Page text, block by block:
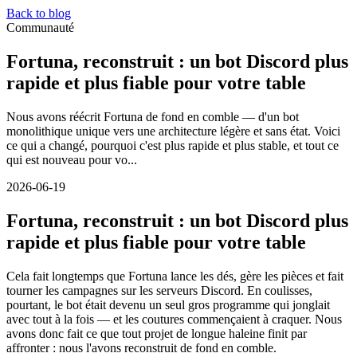
Back to blog
Communauté
Fortuna, reconstruit : un bot Discord plus
rapide et plus fiable pour votre table
Nous avons réécrit Fortuna de fond en comble — d'un bot
monolithique unique vers une architecture légère et sans état. Voici
ce qui a changé, pourquoi c'est plus rapide et plus stable, et tout ce
qui est nouveau pour vo...
2026-06-19
Fortuna, reconstruit : un bot Discord plus
rapide et plus fiable pour votre table
Cela fait longtemps que Fortuna lance les dés, gère les pièces et fait
tourner les campagnes sur les serveurs Discord. En coulisses,
pourtant, le bot était devenu un seul gros programme qui jonglait
avec tout à la fois — et les coutures commençaient à craquer. Nous
avons donc fait ce que tout projet de longue haleine finit par
affronter : nous l'avons reconstruit de fond en comble.